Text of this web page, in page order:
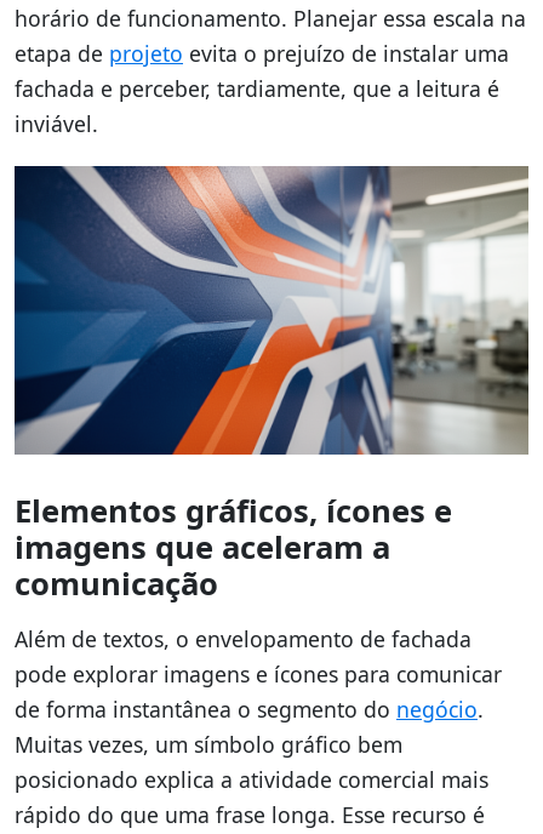
horário de funcionamento. Planejar essa escala na
etapa de projeto evita o prejuízo de instalar uma
fachada e perceber, tardiamente, que a leitura é
inviável.
Elementos gráficos, ícones e
imagens que aceleram a
comunicação
Além de textos, o envelopamento de fachada
pode explorar imagens e ícones para comunicar
de forma instantânea o segmento do negócio.
Muitas vezes, um símbolo gráfico bem
posicionado explica a atividade comercial mais
rápido do que uma frase longa. Esse recurso é